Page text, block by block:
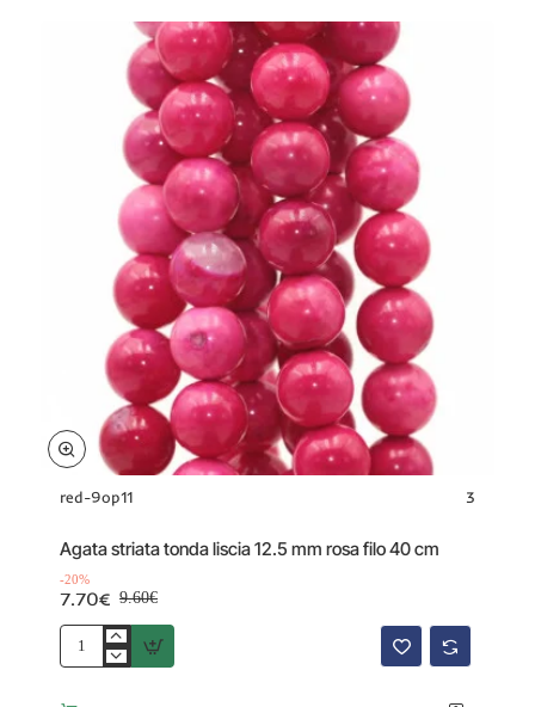
Offerta -20%
red-9op11 3
Agata striata tonda liscia 12.5 mm rosa filo 40 cm
-20%
7.70€ 9.60€
Agata
tonda